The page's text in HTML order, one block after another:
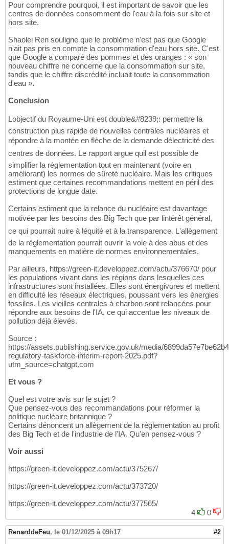
Pour comprendre pourquoi, il est important de savoir que les
centres de données consomment de l'eau à la fois sur site et
hors site.
Shaolei Ren souligne que le problème n'est pas que Google
n'ait pas pris en compte la consommation d'eau hors site. C'est
que Google a comparé des pommes et des oranges : « son
nouveau chiffre ne concerne que la consommation sur site,
tandis que le chiffre discrédité incluait toute la consommation
d'eau ».
Conclusion
Lobjectif du Royaume-Uni est double&#8239;: permettre la
construction plus rapide de nouvelles centrales nucléaires et
répondre à la montée en flèche de la demande délectricité des
centres de données. Le rapport argue quil est possible de
simplifier la réglementation tout en maintenant (voire en
améliorant) les normes de sûreté nucléaire. Mais les critiques
estiment que certaines recommandations mettent en péril des
protections de longue date.
Certains estiment que la relance du nucléaire est davantage
motivée par les besoins des Big Tech que par lintérêt général,
ce qui pourrait nuire à léquité et à la transparence. L'allègement
de la réglementation pourrait ouvrir la voie à des abus et des
manquements en matière de normes environnementales.
Par ailleurs, https://green-it.developpez.com/actu/376670/ pour
les populations vivant dans les régions dans lesquelles ces
infrastructures sont installées. Elles sont énergivores et mettent
en difficulté les réseaux électriques, poussant vers les énergies
fossiles. Les vieilles centrales à charbon sont relancées pour
répondre aux besoins de l'IA, ce qui accentue les niveaux de
pollution déjà élevés.
Source :
https://assets.publishing.service.gov.uk/media/
regulatory-taskforce-interim-report-2025.pdf?
utm_source=chatgpt.com
Et vous ?
Quel est votre avis sur le sujet ?
Que pensez-vous des recommandations pour réformer la
politique nucléaire britannique ?
Certains dénoncent un allègement de la réglementation au profit
des Big Tech et de l'industrie de l'IA. Qu'en pensez-vous ?
Voir aussi
https://green-it.developpez.com/actu/375267/
https://green-it.developpez.com/actu/373720/
https://green-it.developpez.com/actu/377565/
4
0
RenarddeFeu, le 01/12/2025 à 09h17 #2